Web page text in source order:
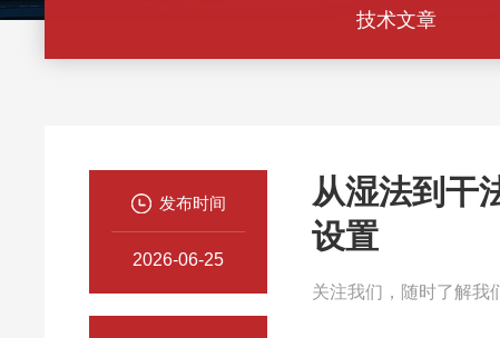
技术文章
从湿法到干
设置
关注我们，随时了解我
发布时间
2026-06-25